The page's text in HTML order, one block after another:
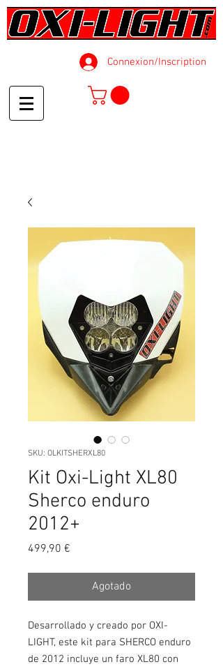
Connexion/Inscription
SKU: OLKITSHERXL80
Kit Oxi-Light XL80
Sherco enduro
2012+
499,90 €
Agotado
Desarrollado y creado por OXI-
LIGHT, este kit para SHERCO enduro
de 2012 incluye un faro XL80 con